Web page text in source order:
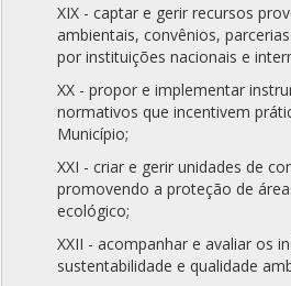
XIX - captar e gerir recursos
ambientais, convênios,
por instituições nacionais e
XX - propor e implementar
normativos que incentivem
Município;
XXI - criar e gerir unidades de
promovendo a proteção de
ecológico;
XXII - acompanhar e avaliar os
sustentabilidade e qualidade